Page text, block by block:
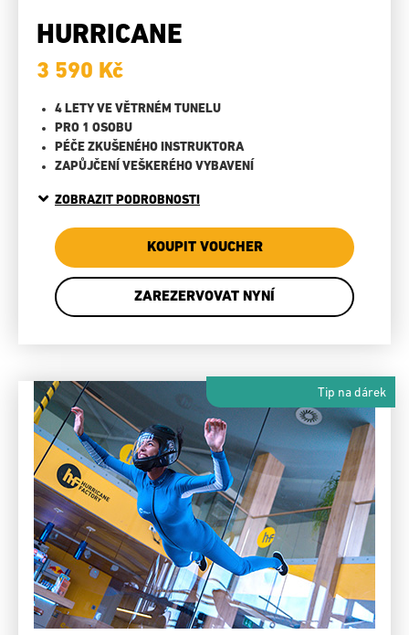
HURRICANE
3 590 Kč
4 LETY VE VĚTRNÉM TUNELU
PRO 1 OSOBU
PÉČE ZKUŠENÉHO INSTRUKTORA
ZAPŮJČENÍ VEŠKERÉHO VYBAVENÍ
ZOBRAZIT PODROBNOSTI
KOUPIT VOUCHER
ZAREZERVOVAT NYNÍ
Tip na dárek